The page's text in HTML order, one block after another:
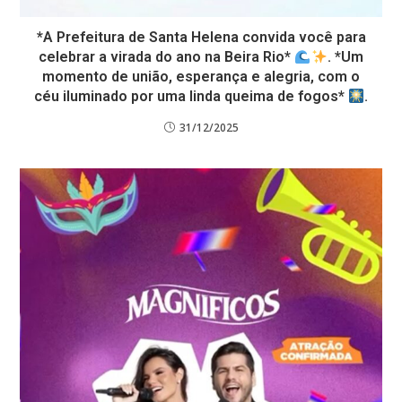
*A Prefeitura de Santa Helena convida você para
celebrar a virada do ano na Beira Rio*
. *Um
momento de união, esperança e alegria, com o
céu iluminado por uma linda queima de fogos*
.
31/12/2025